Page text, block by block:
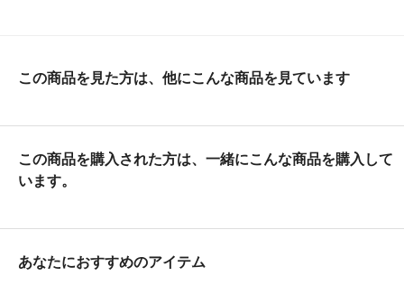
この商品を見た方は、他にこんな商品を見ています
この商品を購入された方は、一緒にこんな商品を購入して
います。
あなたにおすすめのアイテム